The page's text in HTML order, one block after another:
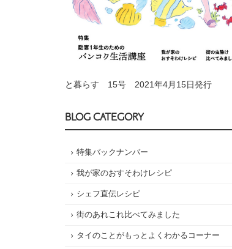
と暮らす 15号 2021年4月15日発行
BLOG CATEGORY
特集バックナンバー
我が家のおすそわけレシピ
シェフ直伝レシピ
街のあれこれ比べてみました
タイのことがもっとよくわかるコーナー